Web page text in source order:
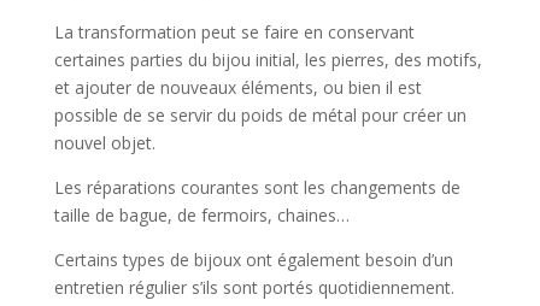
La transformation peut se faire en conservant
certaines parties du bijou initial, les pierres, des motifs,
et ajouter de nouveaux éléments, ou bien il est
possible de se servir du poids de métal pour créer un
nouvel objet.
Les réparations courantes sont les changements de
taille de bague, de fermoirs, chaines…
Certains types de bijoux ont également besoin d’un
entretien régulier s’ils sont portés quotidiennement.